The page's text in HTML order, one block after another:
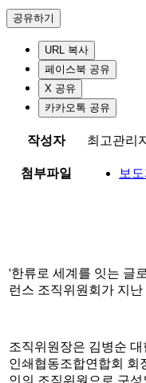
공유하기
URL 복사
페이스북 공유
X 공유
카카오톡 공유
작성자 최고관리
첨부파일 보
'한류로 세계를 잇는 글
런스 조직위원회가 지
조직위원장은 김병순
인쇄협동조합연합회 회
인의 조직위원으로 구성